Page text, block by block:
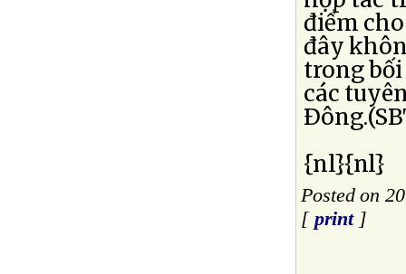
điểm
đây
trong
các
{nl}{nl}
Posted on
[ print]